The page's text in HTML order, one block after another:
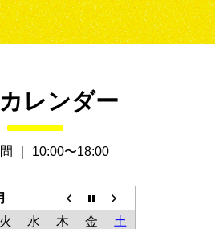
レンダー
｜ 10:00〜18:00
火 水 木 金
土